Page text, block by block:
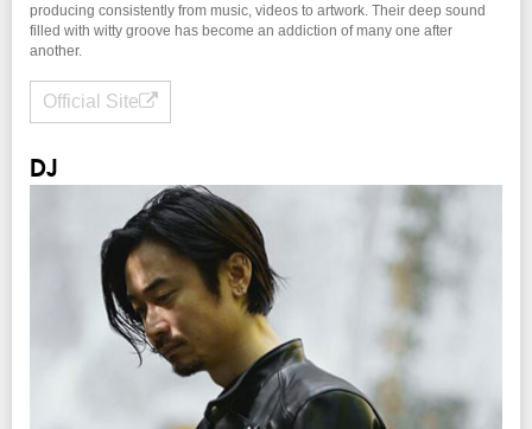
producing consistently from music, videos to artwork. Their deep sound
filled with witty groove has become an addiction of many one after
another.
Official Site
DJ